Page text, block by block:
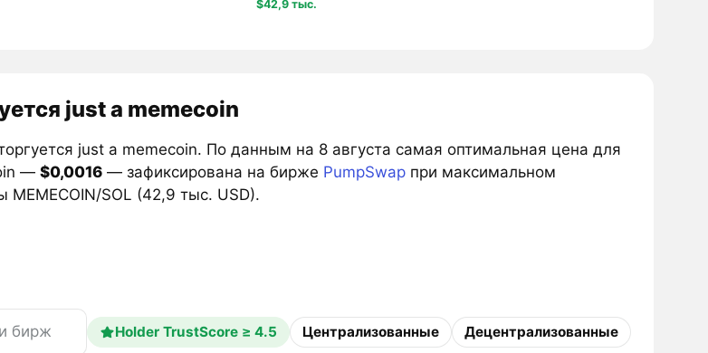
$42,9 тыс.
just a memecoin
just a memecoin. По данным на 8 августа самая оптимальная цена для
— $0,0016— зафиксирована на бирже PumpSwapпри максимальном
SOL (42,9 тыс. USD).
Holder TrustScore ≥ 4.5 Централизованные Децентрализованные